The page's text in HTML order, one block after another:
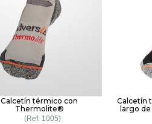
Calcetín térmico con
Thermolite®
1005
Calcetín
largo